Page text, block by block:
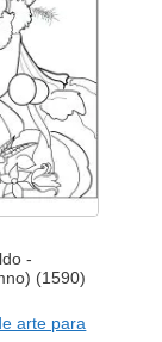
-
(1590)
arte para